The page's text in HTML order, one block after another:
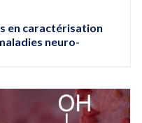
en caractérisation
neuro-